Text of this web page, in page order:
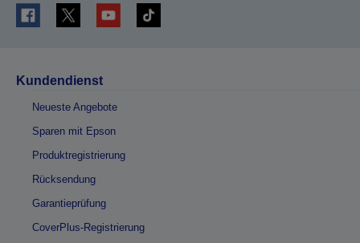
Kundendienst
Neueste Angebote
Sparen mit Epson
Produktregistrierung
Rücksendung
Garantieprüfung
CoverPlus-Registrierung